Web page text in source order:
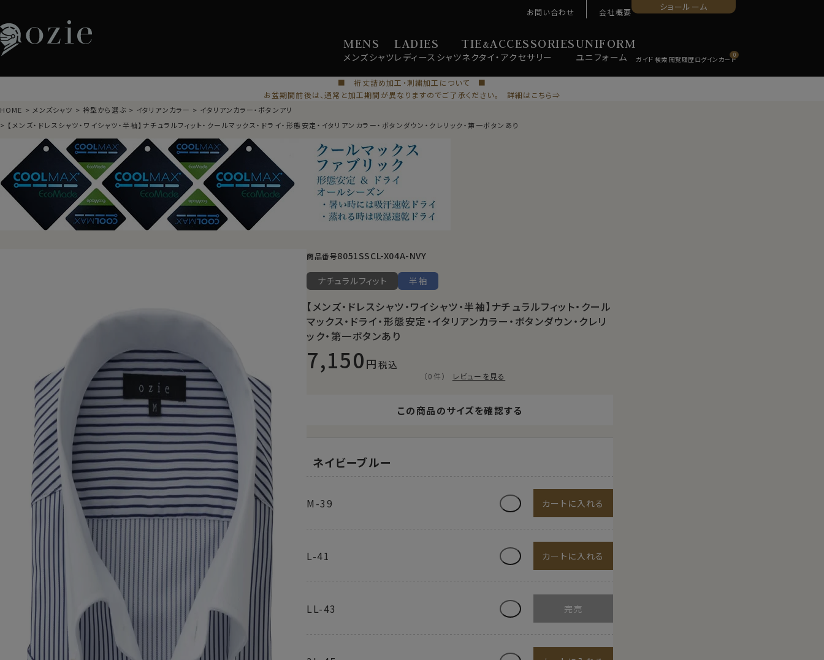
MENS
メンズシャツ
LADIES
レディース シャツ
TIE&ACCESSORIES
ネクタイ・ アクセサリー
UNIFORM
ユニ フォーム
お問い合わせ 会社概要 ショールーム
0
■ 裄丈詰め加工・刺繍加工について ■
お盆期間前後は、通常と加工期間が異なりますのでご了承ください。 詳細はこちら⇒
HOME メンズシャツ 衿型から選ぶ イタリアンカラー
イタリアンカラー・ボタンアリ
【メンズ・ドレスシャツ・ワイシャツ・半袖】ナチュラルフィット・クールマックス・ドライ・形態安定・イタリアンカラー・ボタンダウン・クレリック・第一ボタンあり
商品番号8051SSCL-X04A-NVY
ナチュラルフィット 半袖
【メンズ・ドレスシャツ・ワイシャツ・半袖】ナチュラルフィット・クール
マックス・ドライ・形態安定・イタリアンカラー・ボタンダウン・クレリ
ック・第一ボタンあり
7,150 税込
（0件） レビューを見る
この商品のサイズを確認する
ネイビーブルー
M-39 カートに入れる
L-41 カートに入れる
LL-43